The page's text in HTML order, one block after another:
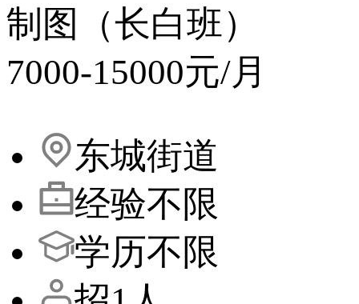
制图（长白班）
7000-15000元/月
东城街道
经验不限
学历不限